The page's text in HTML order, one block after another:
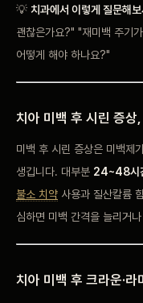
💡 치과에서 이렇게 질문해
괜찮은가요?" "재미백 주기
어떻게 해야 하나요?"
치아 미백 후 시린 증
미백 후 시린 증상은 미백제
생깁니다. 대부분 24~48시
불소 치약 사용과 질산칼륨
심하면 미백 간격을 늘리거
치아 미백 후 크라운·